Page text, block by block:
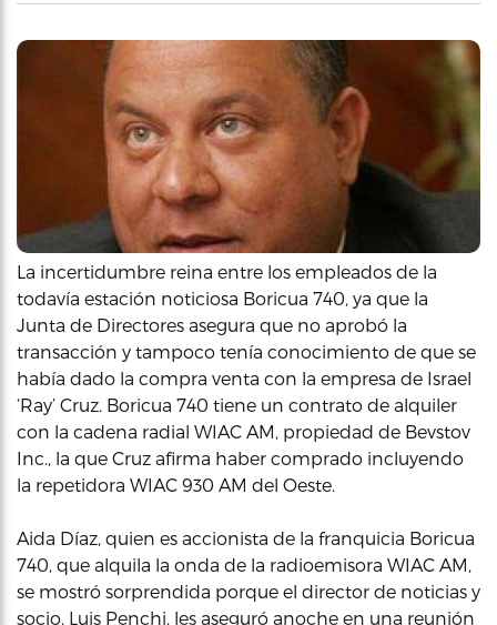
La incertidumbre reina entre los empleados de la
todavía estación noticiosa Boricua 740, ya que la
Junta de Directores asegura que no aprobó la
transacción y tampoco tenía conocimiento de que se
había dado la compra venta con la empresa de Israel
‘Ray’ Cruz. Boricua 740 tiene un contrato de alquiler
con la cadena radial WIAC AM, propiedad de Bevstov
Inc., la que Cruz afirma haber comprado incluyendo
la repetidora WIAC 930 AM del Oeste.
Aida Díaz, quien es accionista de la franquicia Boricua
740, que alquila la onda de la radioemisora WIAC AM,
se mostró sorprendida porque el director de noticias y
socio, Luis Penchi, les aseguró anoche en una reunión